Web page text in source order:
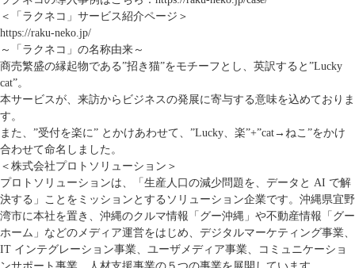
＜「ラクネコ」サービス紹介ページ＞
https://raku-neko.jp/
～「ラクネコ」の名称由来～
商売繁盛の縁起物である”招き猫”をモチーフとし、英訳すると”Lucky
cat”。
本サービスが、来訪からビジネスの発展に寄与する意味を込めておりま
す。
また、”受付を楽に” とかけあわせて、”Lucky、楽”+”cat→ねこ”をかけ
合わせて命名しました。
＜株式会社プロトソリューション＞
プロトソリューションは、「生産人口の減少問題を、データと AI で解
決する」ことをミッションとするソリューション企業です。沖縄県宜野
湾市に本社を置き、沖縄のクルマ情報「グー沖縄」や不動産情報「グー
ホーム」などのメディア運営をはじめ、デジタルマーケティング事業、
IT インテグレーション事業、ユーザメディア事業、コミュニケーショ